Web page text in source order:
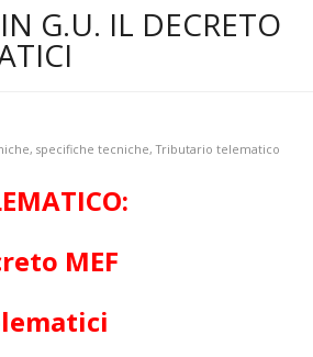
G.U. IL DECRETO
, specifiche tecniche,Tributario telematico
MEF